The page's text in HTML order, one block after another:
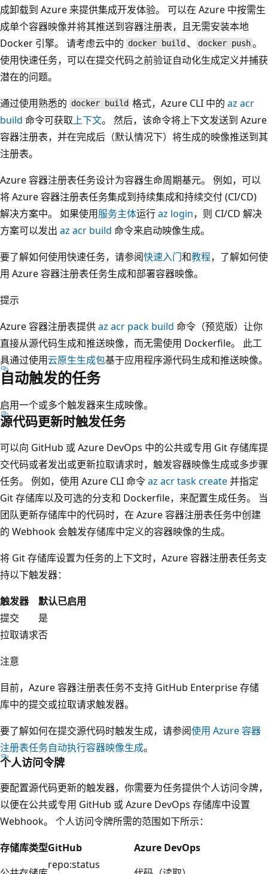
成卸载到 Azure 来提供集成开发体验。
可以在 Azure 中按需生
成单个容器映像并将其推送到容器注册表，且无需安装本地
Docker 引擎。 请考虑云中的 docker build 、 docker push。
使用快速任务，可以在提交代码之前验证自动化生成定义并捕获
潜在的问题。
通过使用熟悉的 docker build 格式，Azure CLI 中的az acr
build 命令可获取上下文。 然后，该命令将上下文发送到 Azure
容器注册表，并在完成后（默认情况下）将生成的映像推送到其
注册表。
Azure 容器注册表任务设计为容器生命周期基元。 例如，可以
将 Azure 容器注册表任务集成到持续集成和持续交付 (CI/CD)
解决方案中。 如果使用服务主体运行az login，则 CI/CD 解决
方案可以发出 az acr build 命令来启动映像生成。
要了解如何使用快速任务，请参阅快速入门和教程，了解如何使
用 Azure 容器注册表任务生成和部署容器映像。
提示
Azure 容器注册表提供az acr pack build 命令（预览版）让你
直接从源代码生成和推送映像，而无需使用 Dockerfile。 此工
具通过使用云原生生成包基于应用程序源代码生成和推送映像。
自动触发的任务
启用一个或多个触发器来生成映像。
源代码更新时触发任务
可以向 GitHub 或 Azure DevOps 中的公共或专用 Git 存储库提
交代码或者发出或更新拉取请求时，触发容器映像生成或多步骤
任务。 例如，使用 Azure CLI 命令az acr task create并指定
Git 存储库以及可选的分支和 Dockerfile，来配置生成任务。 当
团队更新存储库中的代码时，在 Azure 容器注册表任务中创建
的 Webhook 会触发存储库中定义的容器映像的生成。
将 Git 存储库设置为任务的上下文时，Azure 容器注册表任务支
持以下触发器：
触发器
默认已启用
提交
是
拉取请求否
注意
目前，Azure 容器注册表任务不支持 GitHub Enterprise 存储
库中的提交或拉取请求触发器。
要了解如何在提交源代码时触发生成，请参阅使用 Azure 容器
注册表任务自动执行容器映像生成。
个人访问令牌
要配置源代码更新的触发器，你需要为任务提供个人访问令牌，
以便在公共或专用 GitHub 或 Azure DevOps 存储库中设置
Webhook。 个人访问令牌所需的范围如下所示：
存储库类型GitHub
Azure DevOps
repo:status